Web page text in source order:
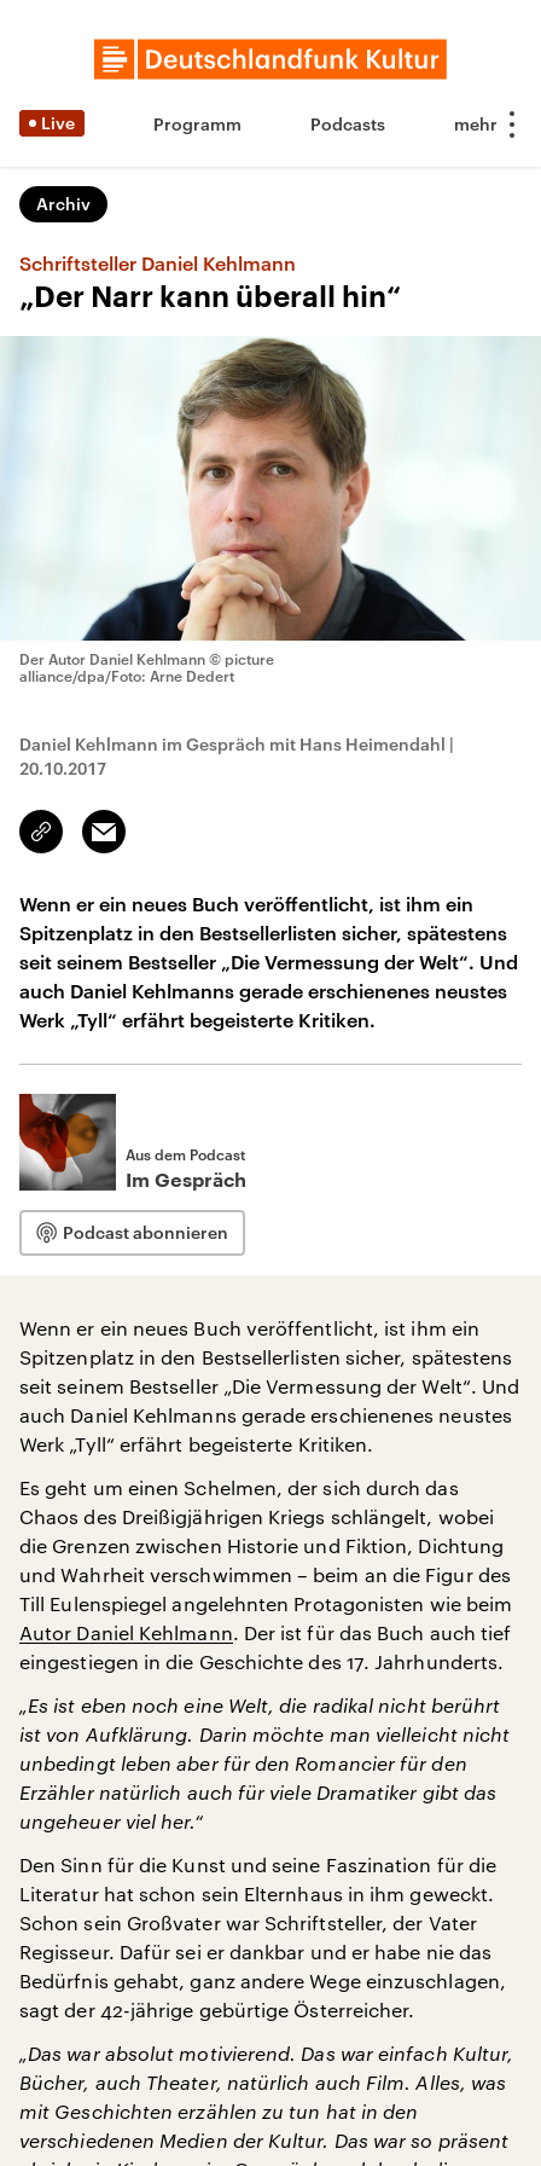
Live Programm Podcasts
Archiv
Schriftsteller Daniel Kehlmann
„Der Narr kann überall hin“
Der Autor Daniel Kehlmann © picture
alliance/dpa/Foto: Arne Dedert
Daniel Kehlmann im Gespräch mit Hans Heimendahl |
20.10.2017
Link
kopieren/teilen
Email
Wenn er ein neues Buch veröffentlicht, ist ihm ein
Spitzenplatz in den Bestsellerlisten sicher, spätestens
seit seinem Bestseller „Die Vermessung der Welt“. Und
auch Daniel Kehlmanns gerade erschienenes neustes
Werk „Tyll“ erfährt begeisterte Kritiken.
Aus dem Podcast
Im Gespräch
Podcast abonnieren
Wenn er ein neues Buch veröffentlicht, ist ihm ein
Spitzenplatz in den Bestsellerlisten sicher, spätestens
seit seinem Bestseller „Die Vermessung der Welt“. Und
auch Daniel Kehlmanns gerade erschienenes neustes
Werk „Tyll“ erfährt begeisterte Kritiken.
Es geht um einen Schelmen, der sich durch das
Chaos des Dreißigjährigen Kriegs schlängelt, wobei
die Grenzen zwischen Historie und Fiktion, Dichtung
und Wahrheit verschwimmen – beim an die Figur des
Till Eulenspiegel angelehnten Protagonisten wie beim
Autor Daniel Kehlmann. Der ist für das Buch auch tief
eingestiegen in die Geschichte des 17. Jahrhunderts.
„Es ist eben noch eine Welt, die radikal nicht berührt
ist von Aufklärung. Darin möchte man vielleicht nicht
unbedingt leben aber für den Romancier für den
Erzähler natürlich auch für viele Dramatiker gibt das
ungeheuer viel her.“
Den Sinn für die Kunst und seine Faszination für die
Literatur hat schon sein Elternhaus in ihm geweckt.
Schon sein Großvater war Schriftsteller, der Vater
Regisseur. Dafür sei er dankbar und er habe nie das
Bedürfnis gehabt, ganz andere Wege einzuschlagen,
sagt der 42-jährige gebürtige Österreicher.
„Das war absolut motivierend. Das war einfach Kultur,
Bücher, auch Theater, natürlich auch Film. Alles, was
mit Geschichten erzählen zu tun hat in den
verschiedenen Medien der Kultur. Das war so präsent